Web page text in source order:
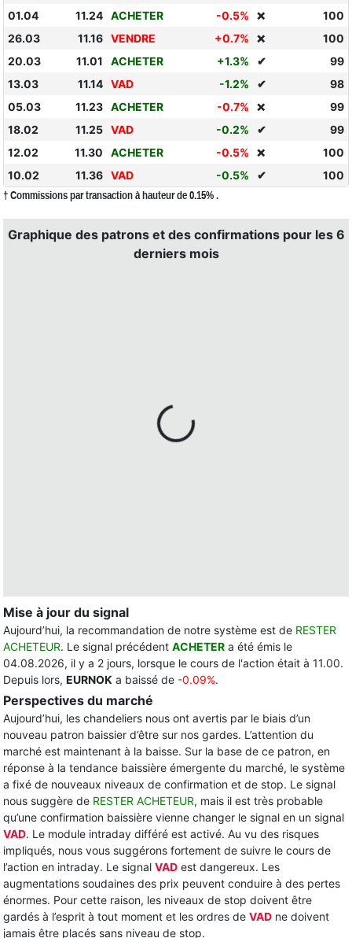
01.04
11.24 ACHETER -0.5% ❌
100
26.03
11.16 VENDRE +0.7% ❌
100
20.03
11.01 ACHETER +1.3% ✔
99
13.03
11.14 VAD -1.2% ✔
98
05.03
11.23 ACHETER -0.7% ❌
99
18.02
11.25 VAD -0.2% ✔
99
12.02
11.30 ACHETER -0.5% ❌
100
10.02
11.36 VAD -0.5% ✔ 100
† Commissions par transaction à hauteur de 0.15% .
Graphique des patrons et des confirmations pour les 6
derniers mois
Mise à jour du signal
Aujourd’hui, la recommandation de notre système est de RESTER
ACHETEUR. Le signal précédent ACHETER a été émis le
04.08.2026, il y a 2 jours, lorsque le cours de l'action était à 11.00.
Depuis lors, EURNOK a baissé de -0.09%.
Perspectives du marché
Aujourd’hui, les chandeliers nous ont avertis par le biais d’un
nouveau patron baissier d’être sur nos gardes. L’attention du
marché est maintenant à la baisse. Sur la base de ce patron, en
réponse à la tendance baissière émergente du marché, le système
a fixé de nouveaux niveaux de confirmation et de stop. Le signal
nous suggère de RESTER ACHETEUR, mais il est très probable
qu’une confirmation baissière vienne changer le signal en un signal
VAD. Le module intraday différé est activé. Au vu des risques
impliqués, nous vous suggérons fortement de suivre le cours de
l’action en intraday. Le signal VAD est dangereux. Les
augmentations soudaines des prix peuvent conduire à des pertes
énormes. Pour cette raison, les niveaux de stop doivent être
gardés à l’esprit à tout moment et les ordres de VAD ne doivent
jamais être placés sans niveau de stop.